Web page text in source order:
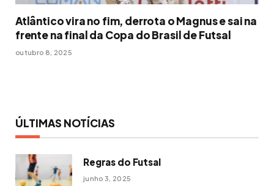
Atlântico vira no fim, derrota o Magnus e sai na
frente na final da Copa do Brasil de Futsal
outubro 8, 2025
ÚLTIMAS NOTÍCIAS
Regras do Futsal
junho 3, 2025